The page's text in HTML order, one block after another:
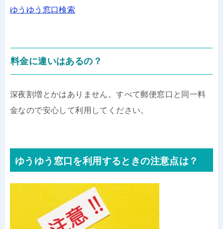
ゆうゆう窓口検索
料金に違いはあるの？
深夜割増とかはありません。すべて郵便窓口と同一料
金なので安心して利用してください。
ゆうゆう窓口を利用するときの注意点は？